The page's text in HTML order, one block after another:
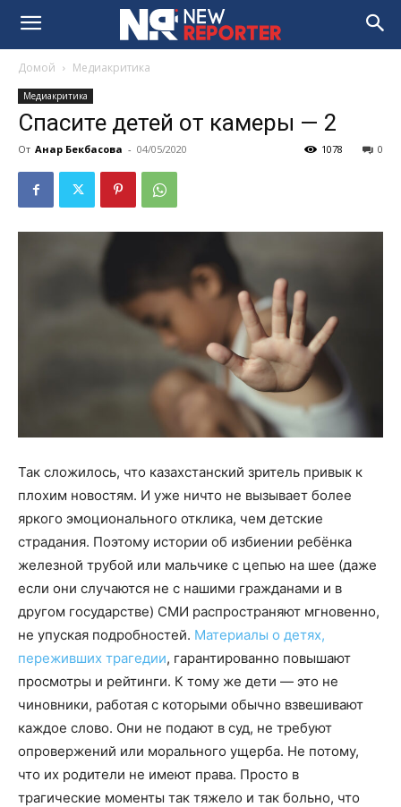
Домой Медиакритика
Медиакритика
Спасите детей от камеры — 2
От Анар Бекбасова - 04/05/2020 0
1078
Так сложилось, что казахстанский зритель привык к
плохим новостям. И уже ничто не вызывает более
яркого эмоционального отклика, чем детские
страдания. Поэтому истории об избиении ребёнка
железной трубой или мальчике с цепью на шее (даже
если они случаются не с нашими гражданами и в
другом государстве) СМИ распространяют мгновенно,
не упуская подробностей. Материалы о детях,
переживших трагедии, гарантированно повышают
просмотры и рейтинги. К тому же дети — это не
чиновники, работая с которыми обычно взвешивают
каждое слово. Они не подают в суд, не требуют
опровержений или морального ущерба. Не потому,
что их родители не имеют права. Просто в
трагические моменты так тяжело и так больно, что